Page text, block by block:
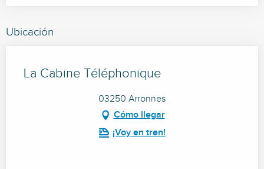
Ubicación
La Cabine Téléphonique
03250 Arronnes
Cómo llegar
¡Voy en tren!